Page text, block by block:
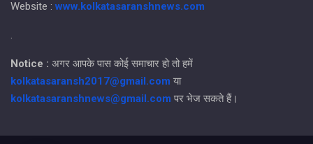
Website : www.kolkatasaranshnews.com
.
Notice : अगर आपके पास कोई समाचार हो तो हमें
kolkatasaransh2017@gmail.com या
kolkatasaranshnews@gmail.com पर भेज सकते हैं।